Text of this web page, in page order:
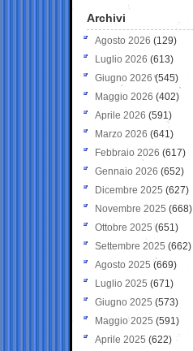
Archivi
Agosto 2026 (129)
Luglio 2026 (613)
Giugno 2026 (545)
Maggio 2026 (402)
Aprile 2026 (591)
Marzo 2026 (641)
Febbraio 2026 (617)
Gennaio 2026 (652)
Dicembre 2025 (627)
Novembre 2025 (668)
Ottobre 2025 (651)
Settembre 2025 (662)
Agosto 2025 (669)
Luglio 2025 (671)
Giugno 2025 (573)
Maggio 2025 (591)
Aprile 2025 (622)